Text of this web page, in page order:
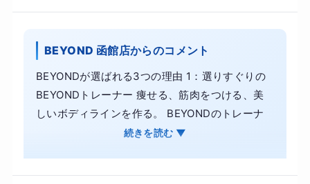
BEYOND 函館店からのコメント
BEYONDが選ばれる3つの理由 1：選りすぐりの
BEYONDトレーナー 痩せる、筋肉をつける、美
しいボディラインを作る。 BEYONDのトレーナ
ーは、主に体の美しさを競う大会での入賞者から
続きを読む ▼